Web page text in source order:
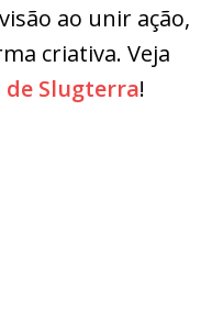
ao unir ação,
criativa. Veja
de Slugterra!